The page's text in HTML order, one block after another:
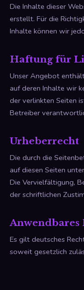
Die Inhalte dieser
erstellt. Für die
Inhalte können wir
Haftung für
Unser Angebot
auf deren Inhalte wir
der verlinkten Seiten
Betreiber
Urheberrecht
Die durch die
auf diesen Seiten
Die Vervielfältigung,
der schriftlichen
Anwendbares
Es gilt deutsches
soweit gesetzlich